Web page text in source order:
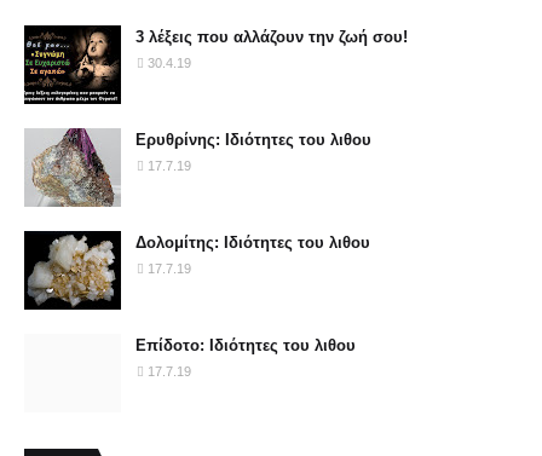
3 λέξεις που αλλάζουν την ζωή σου!
30.4.19
Ερυθρίνης: Ιδιότητες του λιθου
17.7.19
Δολομίτης: Ιδιότητες του λιθου
17.7.19
Επίδοτο: Ιδιότητες του λιθου
17.7.19